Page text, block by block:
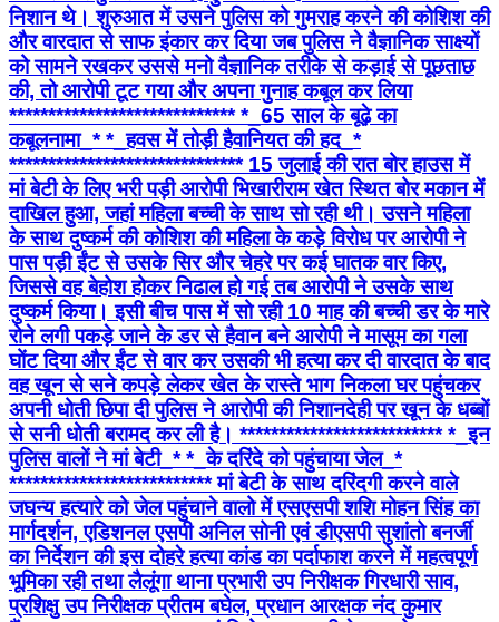
निशान थे। शुरुआत में उसने पुलिस को गुमराह करने की कोशिश की
और वारदात से साफ इंकार कर दिया जब पुलिस ने वैज्ञानिक साक्ष्यों
को सामने रखकर उससे मनो वैज्ञानिक तरीके से कड़ाई से पूछताछ
की, तो आरोपी टूट गया और अपना गुनाह कबूल कर लिया
***************************** *_65 साल के बूढ़े का
कबूलनामा_* *_हवस में तोड़ी हैवानियत की हद_*
****************************** 15 जुलाई की रात बोर हाउस में
मां बेटी के लिए भरी पड़ी आरोपी भिखारीराम खेत स्थित बोर मकान में
दाखिल हुआ, जहां महिला बच्ची के साथ सो रही थी। उसने महिला
के साथ दुष्कर्म की कोशिश की महिला के कड़े विरोध पर आरोपी ने
पास पड़ी ईंट से उसके सिर और चेहरे पर कई घातक वार किए,
जिससे वह बेहोश होकर निढाल हो गई तब आरोपी ने उसके साथ
दुष्कर्म किया। इसी बीच पास में सो रही 10 माह की बच्ची डर के मारे
रोने लगी पकड़े जाने के डर से हैवान बने आरोपी ने मासूम का गला
घोंट दिया और ईंट से वार कर उसकी भी हत्या कर दी वारदात के बाद
वह खून से सने कपड़े लेकर खेत के रास्ते भाग निकला घर पहुंचकर
अपनी धोती छिपा दी पुलिस ने आरोपी की निशानदेही पर खून के धब्बों
से सनी धोती बरामद कर ली है। ************************** *_​इन
पुलिस वालों ने मां बेटी_* *_के दरिंदे को पहुंचाया जेल_*
************************** मां बेटी के साथ दरिंदगी करने वाले
जघन्य हत्यारे को जेल पहुंचाने वालो में ​एसएसपी शशि मोहन सिंह का
मार्गदर्शन, एडिशनल एसपी अनिल सोनी एवं डीएसपी सुशांतो बनर्जी
का निर्देशन की इस दोहरे हत्या कांड का पर्दाफाश करने में महत्वपूर्ण
भूमिका रही तथा लैलूंगा थाना प्रभारी उप निरीक्षक गिरधारी साव,
प्रशिक्षु उप निरीक्षक प्रीतम बघेल, प्रधान आरक्षक नंद कुमार